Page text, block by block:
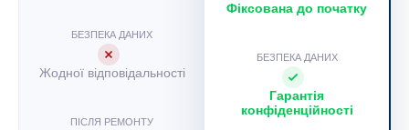
БЕЗПЕКА ДАНИХ
Жодної відповідальності
ПІСЛЯ РЕМОНТУ
Фіксована до початку
БЕЗПЕКА ДАНИХ
Гарантія
конфіденційності